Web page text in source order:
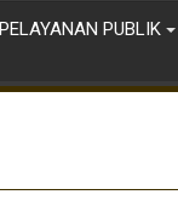
PELAYANAN PUBLIK